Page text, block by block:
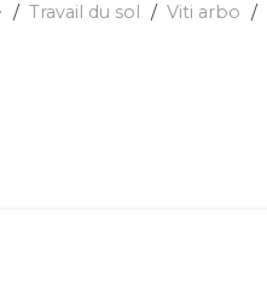
Travail du sol Viti arbo